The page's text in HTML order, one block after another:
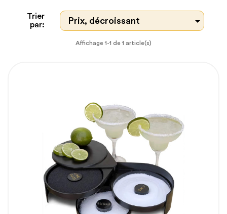
Trier
par:
Prix, décroissant 
Affichage 1-1 de 1 article(s)